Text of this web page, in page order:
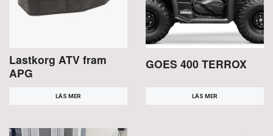
Lastkorg ATV fram
APG
LÄS MER
GOES 400 TERROX
LÄS MER